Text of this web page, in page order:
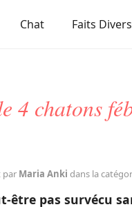
Chat Faits Divers
4 chatons
par Maria Anki dans la
être pas survécu